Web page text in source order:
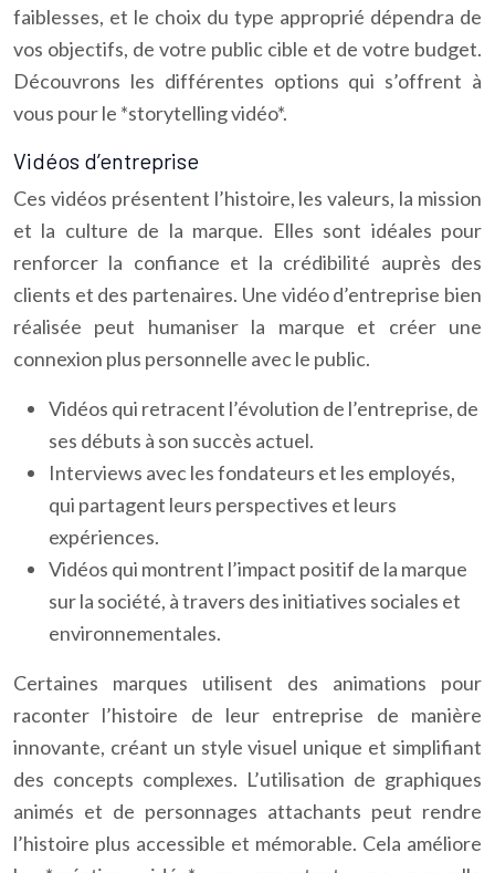
faiblesses, et le choix du type approprié dépendra de
vos objectifs, de votre public cible et de votre budget.
Découvrons les différentes options qui s’offrent à
vous pour le *storytelling vidéo*.
Vidéos d’entreprise
Ces vidéos présentent l’histoire, les valeurs, la mission
et la culture de la marque. Elles sont idéales pour
renforcer la confiance et la crédibilité auprès des
clients et des partenaires. Une vidéo d’entreprise bien
réalisée peut humaniser la marque et créer une
connexion plus personnelle avec le public.
Vidéos qui retracent l’évolution de l’entreprise, de
ses débuts à son succès actuel.
Interviews avec les fondateurs et les employés,
qui partagent leurs perspectives et leurs
expériences.
Vidéos qui montrent l’impact positif de la marque
sur la société, à travers des initiatives sociales et
environnementales.
Certaines marques utilisent des animations pour
raconter l’histoire de leur entreprise de manière
innovante, créant un style visuel unique et simplifiant
des concepts complexes. L’utilisation de graphiques
animés et de personnages attachants peut rendre
l’histoire plus accessible et mémorable. Cela améliore